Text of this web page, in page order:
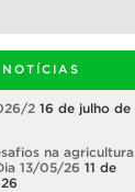
2 16 de julho de
na agricultura
13/05/26 11 de